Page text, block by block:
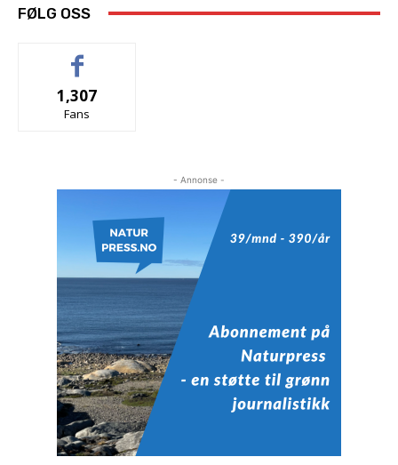
FØLG OSS
1,307
Fans
- Annonse -